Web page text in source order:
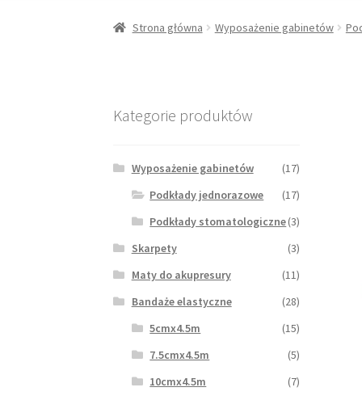
Strona główna Wyposażenie gabinetów
Kategorie produktów
Wyposażenie gabinetów
(17)
Podkłady jednorazowe
(17)
Podkłady stomatologiczne(3)
Skarpety
(3)
Maty do akupresury
(11)
Bandaże elastyczne
(28)
5cmx4.5m
(15)
7.5cmx4.5m
(5)
10cmx4.5m
(7)